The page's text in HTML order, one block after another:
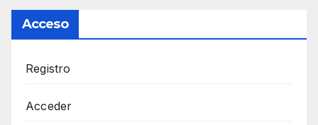
Acceso
Registro
Acceder